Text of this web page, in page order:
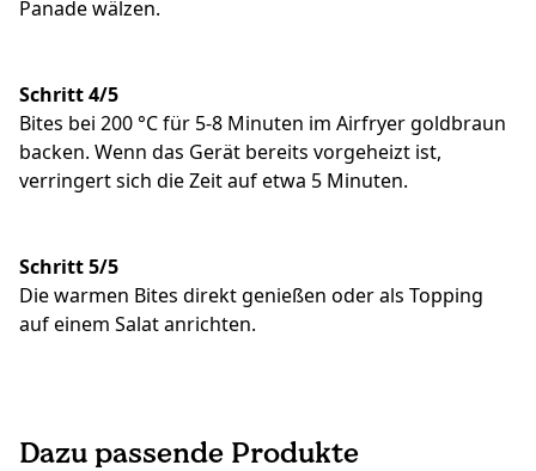
Panade wälzen.
Schritt 4/5
Bites bei 200 °C für 5-8 Minuten im Airfryer goldbraun
backen. Wenn das Gerät bereits vorgeheizt ist,
verringert sich die Zeit auf etwa 5 Minuten.
Schritt 5/5
Die warmen Bites direkt genießen oder als Topping
auf einem Salat anrichten.
Dazu passende Produkte